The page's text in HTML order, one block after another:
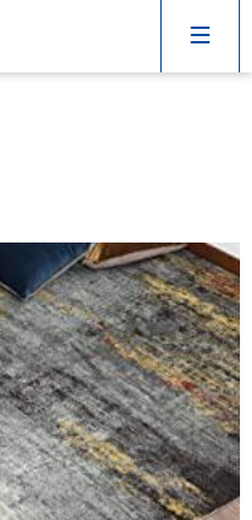
CERCA